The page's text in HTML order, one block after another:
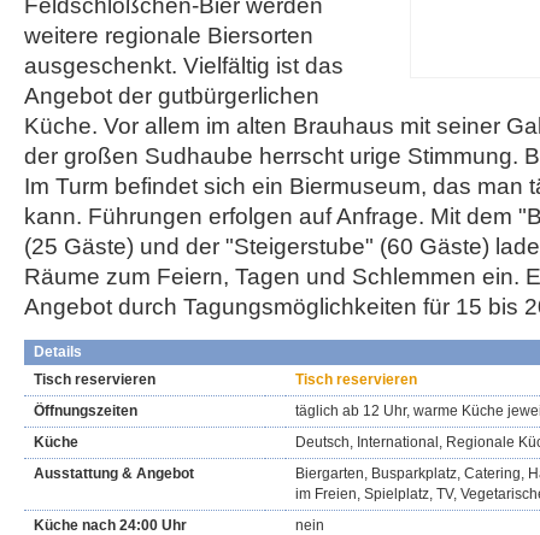
Feldschlößchen-Bier werden
weitere regionale Biersorten
ausgeschenkt. Vielfältig ist das
Angebot der gutbürgerlichen
Küche. Vor allem im alten Brauhaus mit seiner
der großen Sudhaube herrscht urige Stimmung.
Im Turm befindet sich ein Biermuseum, das man
kann. Führungen erfolgen auf Anfrage. Mit dem
(25 Gäste) und der "Steigerstube" (60 Gäste)
Räume zum Feiern, Tagen und Schlemmen ein.
Angebot durch Tagungsmöglichkeiten für 15 bis
Details
Tisch reservieren
Tisch reservieren
Öffnungszeiten
täglich ab 12 Uhr, warme Küche
Küche
Deutsch, International, Regionale
Ausstattung & Angebot
Biergarten, Busparkplatz, Catering,
im Freien, Spielplatz, TV,
Küche nach 24:00 Uhr
nein